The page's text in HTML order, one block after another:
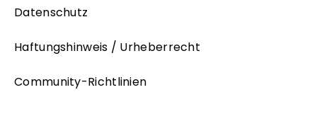
Datenschutz
Haftungshinweis / Urheberrecht
Community-Richtlinien